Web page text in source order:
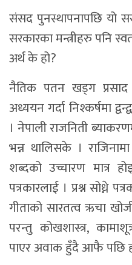
संसद पुनस्थापनापछि यो
सरकारका मन्त्रीहरु पनि
अर्थ के हो?
नैतिक पतन खड्ग प्रसाद
अध्ययन गर्दा निश्कर्षमा
। नेपाली राजनिती
भन्न थालिसके ।
शब्दको उच्चारण मात्र
पत्रकारलाई । प्रश्न सोध्ने
गीताको सारतत्व ऋचा
परन्तु कोखशास्त्र,
पाएर अवाक हुँदै आफै पछि